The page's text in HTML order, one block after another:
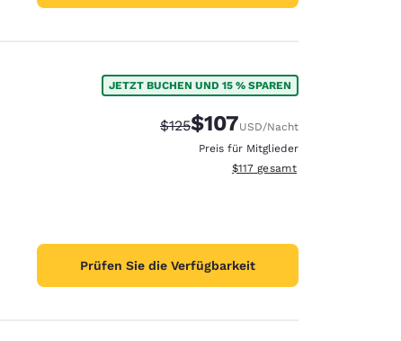
JETZT BUCHEN UND 15 % SPAREN
Durchgestrichener Preis:
$125Vergünstigter Preis:
$107USD/Nacht
Preis für Mitglieder
Geschätzte Gesamtdetails
$117 gesamt
Prüfen Sie die Verfügbarkeit